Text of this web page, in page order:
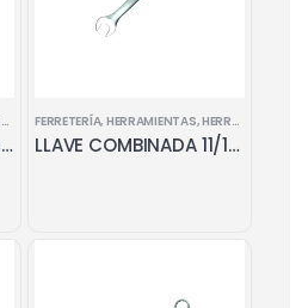
,LLAVES COMBINADAS
LLAVE COMBINADA 11mm
FERRETERÍA, HERRAMIENTAS,HERRAMIENTAS MANUALES
LLAVE COMBINADA 11/16 x 11/16